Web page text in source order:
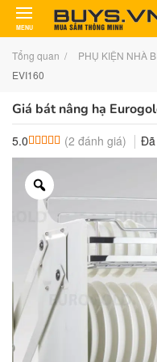
MENU
Tổng quan PHỤ KIỆN NHÀ
EVI160
Giá bát nâng hạ
5.0 5.0 trên 5 dựa trên
2(2 đánh giá) Đã